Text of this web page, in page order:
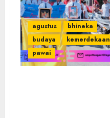
agustus
bhineka
budaya
kemerdekaan
pawai